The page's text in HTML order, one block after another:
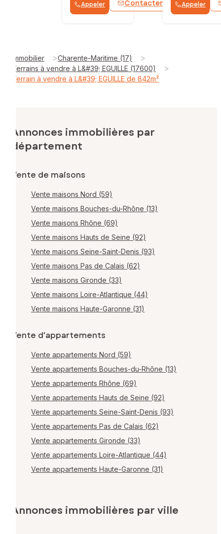
Appeler Contacter WhatsApp
Appeler
Immobilier >Charente-Maritime (17) >
Terrains à vendre à L&#39; EGUILLE (17600) >
Terrain à vendre à L&#39; EGUILLE de 842m²
Annonces immobilières par
département
Vente de maisons
Vente maisons Nord (59)
Vente maisons Bouches-du-Rhône (13)
Vente maisons Rhône (69)
Vente maisons Hauts de Seine (92)
Vente maisons Seine-Saint-Denis (93)
Vente maisons Pas de Calais (62)
Vente maisons Gironde (33)
Vente maisons Loire-Atlantique (44)
Vente maisons Haute-Garonne (31)
Vente d'appartements
Vente appartements Nord (59)
Vente appartements Bouches-du-Rhône (13)
Vente appartements Rhône (69)
Vente appartements Hauts de Seine (92)
Vente appartements Seine-Saint-Denis (93)
Vente appartements Pas de Calais (62)
Vente appartements Gironde (33)
Vente appartements Loire-Atlantique (44)
Vente appartements Haute-Garonne (31)
Annonces immobilières par ville